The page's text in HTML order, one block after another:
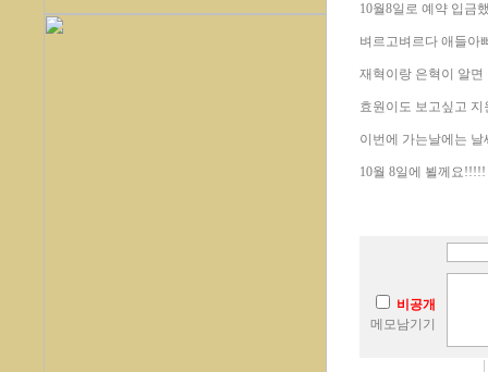
10월8일로 예약 입금
벼르고벼르다 애들아
재혁이랑 은혁이 알
효원이도 보고싶고
이번에 가는날에는
10월 8일에 뵐께요!!!!!
비공개
메모남기기